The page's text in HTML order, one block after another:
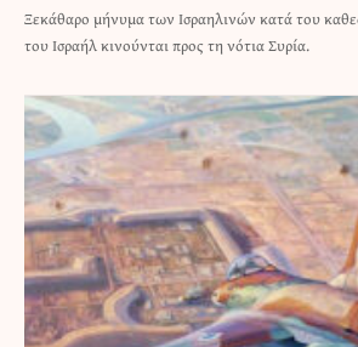
Ξεκάθαρο μήνυμα των Ισραηλινών κατά του
του Ισραήλ κινούνται προς τη νότια Συρία.